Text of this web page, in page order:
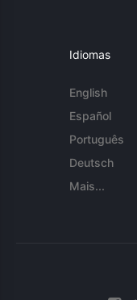
Idiomas
English
Español
Português
Deutsch
Mais...